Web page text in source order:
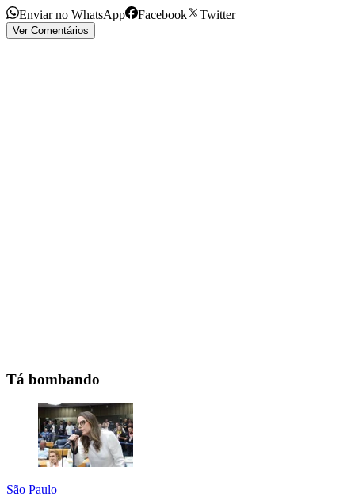
Enviar no WhatsApp Facebook Twitter
Ver Comentários
Tá bombando
São Paulo